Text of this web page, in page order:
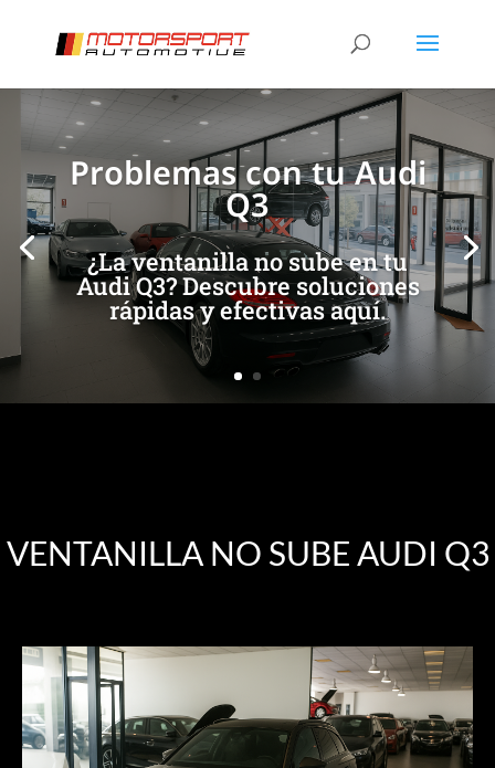
Problemas con tu Audi
Q3
¿La ventanilla no sube en tu
Audi Q3? Descubre soluciones
rápidas y efectivas aquí.
[/et_pb_slide][/et_pb_slide]
VENTANILLA NO SUBE AUDI Q3